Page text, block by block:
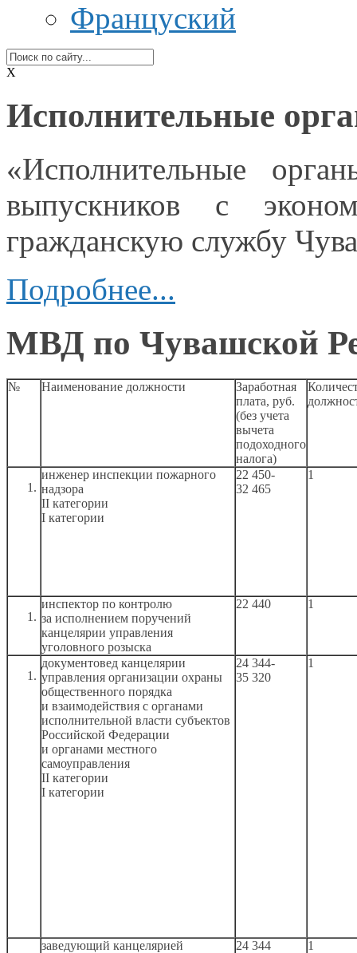
Француский
X
Исполнительные
«Исполнительные
выпускников с
гражданскую службу
Подробнее...
МВД по Чувашской
№ Наименование должности
Заработная
плата, руб.
(без учета
вычета
подоходного
налога)
инженер инспекции пожарного
надзора
II категории
I категории
22 450-
32 465
1
инспектор по контролю
за исполнением поручений
канцелярии управления
уголовного розыска
22 440 1
документовед канцелярии
управления организации охраны
общественного порядка
и взаимодействия с органами
исполнительной власти субъектов
Российской Федерации
и органами местного
самоуправления
II категории
I категории
24 344-
35 320
1
заведующий канцелярией
24 344 1